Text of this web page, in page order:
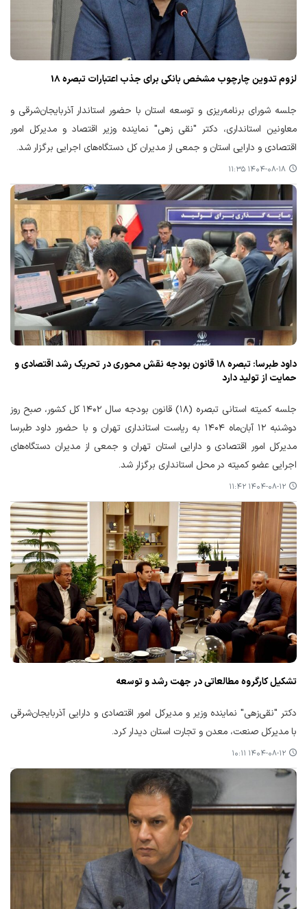
لزوم تدوین چارچوب مشخص بانکی برای جذب اعتبارات تبصره 18
جلسه شورای برنامه‌ریزی و توسعه استان با حضور استاندار آذربایجان‌شرقی و
معاونین استانداری، دکتر "نقی زهی" نماینده وزیر اقتصاد و مدیرکل امور
اقتصادی و دارایی استان و جمعی از مدیران کل دستگاه‌های اجرایی برگزار شد.
۱۴۰۴-۰۸-۱۸ ۱۱:۳۵
داود طبرسا: تبصره ۱۸ قانون بودجه نقش محوری در تحریک رشد اقتصادی و
حمایت از تولید دارد
جلسه کمیته استانی تبصره (۱۸) قانون بودجه سال ۱۴۰۲ کل کشور، صبح روز
دوشنبه ۱۲ آبان‌ماه ۱۴۰۴ به ریاست استانداری تهران و با حضور داود طبرسا
مدیرکل امور اقتصادی و دارایی استان تهران و جمعی از مدیران دستگاه‌های
اجرایی عضو کمیته در محل استانداری برگزار شد.
۱۴۰۴-۰۸-۱۲ ۱۱:۴۲
تشکیل کارگروه مطالعاتی در جهت رشد و توسعه
دکتر "نقی‌زهی" نماینده وزیر و مدیرکل امور اقتصادی و دارایی آذربایجان‌شرقی
با مدیرکل صنعت، معدن و تجارت استان دیدار کرد.
۱۴۰۴-۰۸-۱۲ ۱۰:۱۱